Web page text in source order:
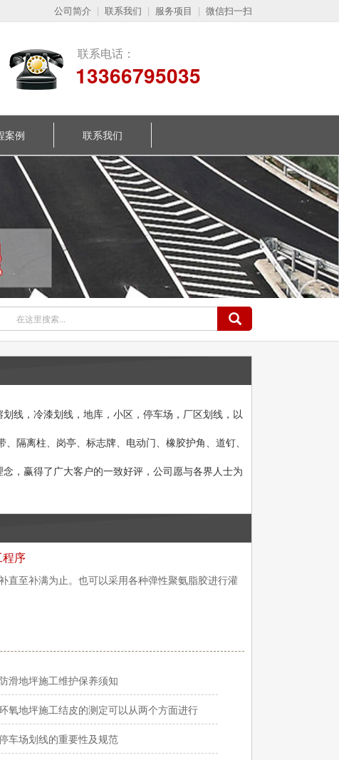
公司简介 | 联系我们 | 微信扫一扫
服务项目 |
联系电话：
13366795035
案例 联系我们
线，冷漆划线，地库，小区，停车场，厂区划线，以
离柱、岗亭、标志牌、电动门、橡胶护角、道钉、
赢得了广大客户的一致好评，公司愿与各界人士为
序
直至补满为止。也可以采用各种弹性聚氨脂胶进行灌
滑地坪施工维护保养须知
氧地坪施工结皮的测定可以从两个方面进行
车场划线的重要性及规范